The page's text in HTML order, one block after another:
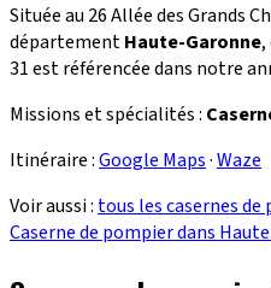
Située au 26 Allée des Grands
départementHaute-Garonne
31 est référencée dans notre
Missions et spécialités :
Itinéraire :Google Maps·Waze
Voir aussi : tous les casernes de
Caserne de pompier dans